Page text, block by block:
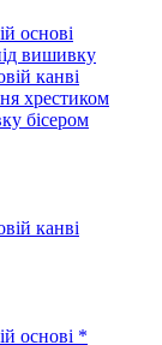
основі
вишивку
канві
хрестиком
бісером
канві
основі *